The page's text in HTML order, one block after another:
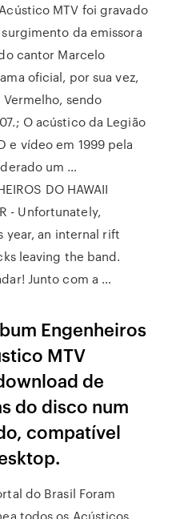
MTV foi gravado
da emissora
cantor Marcelo
oficial, por sua vez,
sendo
O acústico da Legião
e vídeo em 1999 pela
um …
DO HAWAII
- Unfortunately,
year, an internal rift
leaving the band.
Junto com a …
Engenheiros
MTV
de
do disco num
compatível
do Brasil Foram
todos os Acústicos